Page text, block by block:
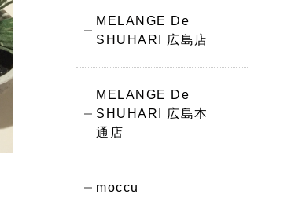
MELANGE De
SHUHARI 広島店
MELANGE De
SHUHARI 広島本
通店
moccu